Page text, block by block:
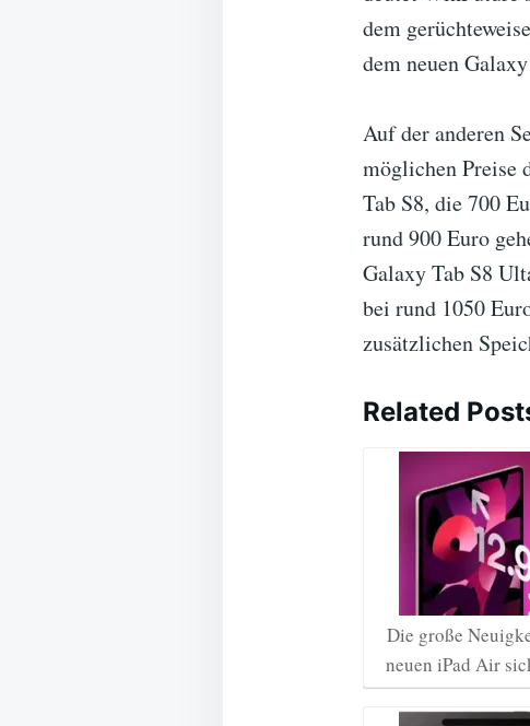
dem
dem neuen
Auf der anderen
möglichen Preise
Tab S8, die 700
rund 900 Euro
Galaxy Tab S8
bei rund 1050
zusätzlichen
Related
Die große
neuen iPad Air